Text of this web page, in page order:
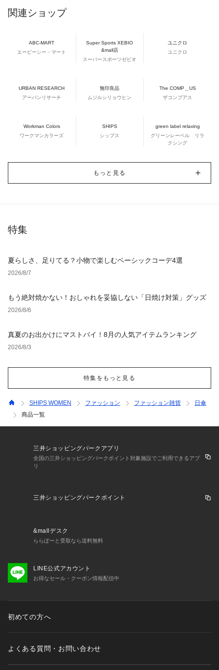
関連ショップ
ABC-MART
エービーシー・マート
Super Sports XEBIO
&mall店
スーパースポーツゼビオ
ユニクロ
ユニクロ
URBAN RESEARCH
アーバンリサーチ
無印良品
ムジルシリョウヒン
The COMP＿US
ザコンプアス
Workman Colors
ワークマンカラーズ
SHIPS
シップス
green label relaxing
グリーンレーベル リラ
クシング
もっと見る
特集
夏らしさ、足りてる？小物で楽しむベーシックコーデ4選
2026/8/7
もう絶対焼かない！おしゃれを妥協しない「日焼け対策」グッズ
2026/8/6
真夏のお出かけにマストバイ！8月の人気アイテムランキング
2026/8/3
特集をもっと見る
SHIPS WOMEN ファッション ファッション雑貨
日傘
商品一覧
三井ショッピングパークアプリ
全国の三井ショッピングパークポイント対象施設でご利用できるアプ
リ
三井ショッピングパークポイント
&mallデスク
ららぽーと受取なら送料無料
LINE公式アカウント
お得なセール・クーポン情報配信中
初めての方へ
よくある質問・お問い合わせ